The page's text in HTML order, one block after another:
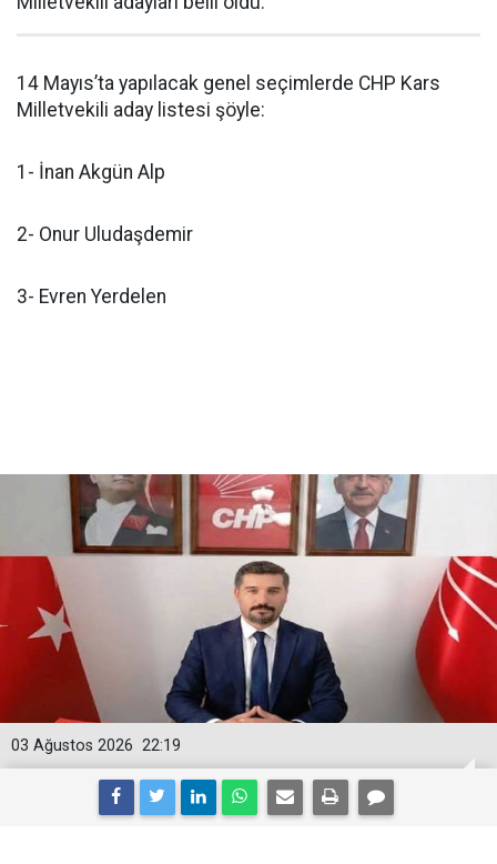
14 Mayıs’ta yapılacak genel seçimlerde CHP Kars
Milletvekili aday listesi şöyle:
1- İnan Akgün Alp
2- Onur Uludaşdemir
3- Evren Yerdelen
22:19
03 Ağustos 2026